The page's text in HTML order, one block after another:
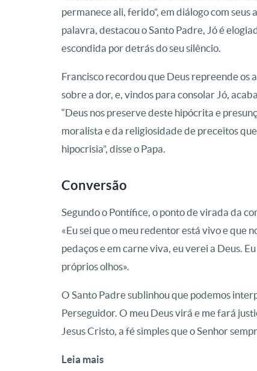
permanece ali, ferido”, em diálogo com
palavra, destacou o Santo Padre, Jó é
escondida por detrás do seu silêncio.
Francisco recordou que Deus repreende os
sobre a dor, e, vindos para consolar Jó,
“Deus nos preserve deste hipócrita e
moralista e da religiosidade de preceitos
hipocrisia”, disse o Papa.
Conversão
Segundo o Pontífice, o ponto de virada da
«Eu sei que o meu redentor está vivo e que
pedaços e em carne viva, eu verei a Deus.
próprios olhos».
O Santo Padre sublinhou que podemos
Perseguidor. O meu Deus virá e me fará
Jesus Cristo, a fé simples que o Senhor
Leia mais